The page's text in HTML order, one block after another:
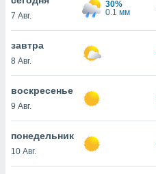
действия
на веб-
основе.
нашей
7 Авг.
30%
0.1 мм
завтра
8 Авг.
воскресенье
9 Авг.
понедельник
10 Авг.